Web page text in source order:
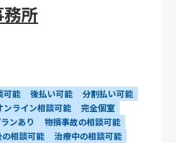
所
可能 後払い可能
分割払い可能
ンライン相談可能
完全個室
ンあり
物損事故の相談可能
相談可能 治療中の相談可能